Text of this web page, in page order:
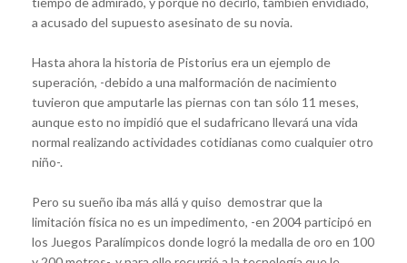
a acusado del supuesto asesinato de su novia.
Hasta ahora la historia de Pistorius era un ejemplo de
superación, -debido a una malformación de nacimiento
tuvieron que amputarle las piernas con tan sólo 11 meses,
aunque esto no impidió que el sudafricano llevará una vida
normal realizando actividades cotidianas como cualquier otro
niño-.
Pero su sueño iba más allá y quiso demostrar que la
limitación física no es un impedimento, -en 2004 participó en
los Juegos Paralímpicos donde logró la medalla de oro en 100